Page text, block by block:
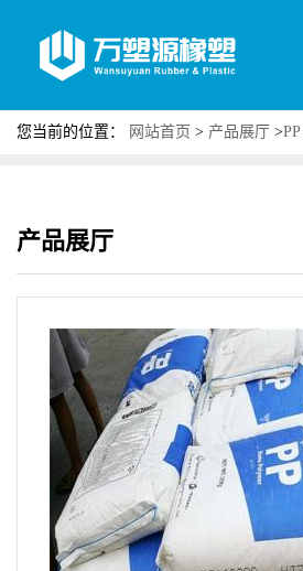
您当前的位置： 网站首页 > 产品展厅 >PP
产品展厅